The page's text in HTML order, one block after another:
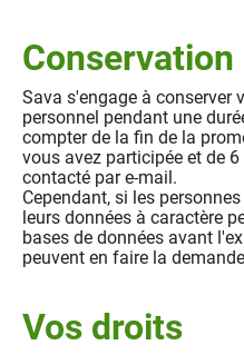
Sava s'engage à conserver
personnel pendant une
compter de la fin de la
vous avez participée et de
contacté par e-mail.
Cependant, si les
leurs données à caractère
bases de données avant
peuvent en faire la
Vos droits